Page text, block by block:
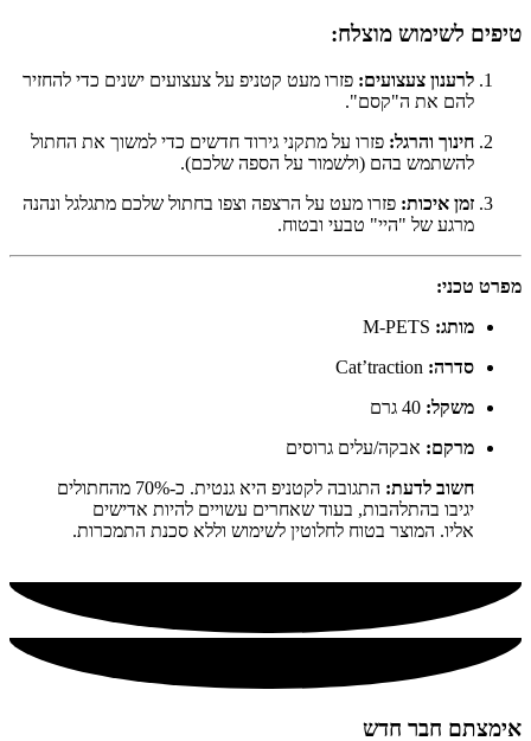
טיפים לשימוש מוצלח:
לרענון צעצועים: פזרו מעט קטניפ על צעצועים ישנים כדי להחזיר
להם את ה"קסם".
חינוך והרגל: פזרו על מתקני גירוד חדשים כדי למשוך את החתול
להשתמש בהם (ולשמור על הספה שלכם).
זמן איכות: פזרו מעט על הרצפה וצפו בחתול שלכם מתגלגל ונהנה
מרגע של "היי" טבעי ובטוח.
מפרט טכני:
מותג:
סדרה:
משקל:
מרקם: אבקה/עלים גרוסים
חשוב לדעת:
התגובה לקטניפ היא גנטית. כ-70% מהחתולים
יגיבו בהתלהבות, בעוד שאחרים עשויים להיות אדישים
אליו. המוצר בטוח לחלוטין לשימוש וללא סכנת התמכרות.
אימצתם חבר חדש